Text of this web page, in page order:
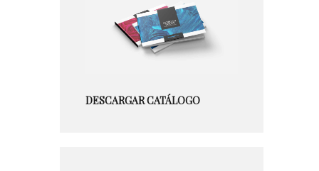
DESCARGAR CATÁLOGO